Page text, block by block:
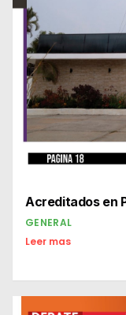
Acreditados en
GENERAL
Leer mas